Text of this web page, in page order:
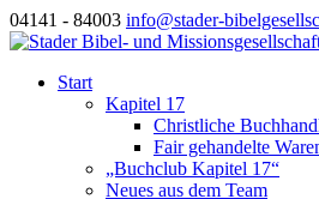
04141 - 84003 info@stader-
Start
Kapitel 17
Christliche
Fair gehandelte
„Buchclub Kapitel 17“
Neues aus dem Team